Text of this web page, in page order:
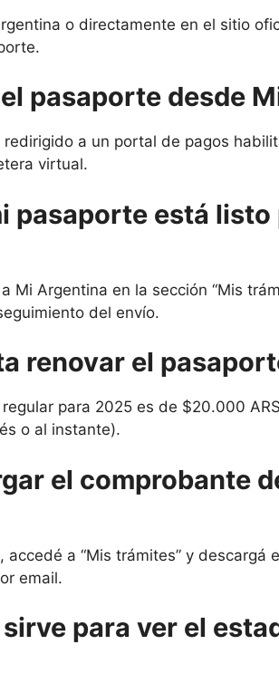
o directamente en el sitio
pasaporte desde
a un portal de pagos
virtual.
pasaporte está
Mi Argentina en la sección “Mis
del envío.
renovar el
para 2025 es de $20.000
o al instante).
el comprobante
a “Mis trámites” y descargá
email.
para ver el